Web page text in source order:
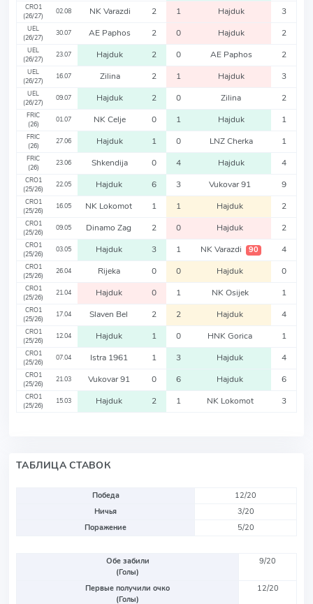
CRO1
(26/27)
02.08 NK Varazdi 2 1 Hajduk 3
UEL
(26/27)
30.07 AE Paphos 2 0 Hajduk 2
UEL
(26/27)
23.07 Hajduk 2 0 AE Paphos 2
UEL
(26/27)
16.07 Zilina 2 1 Hajduk 3
UEL
(26/27)
09.07 Hajduk 2 0 Zilina 2
FRIC
(26)
01.07 NK Celje 0 1 Hajduk 1
FRIC
(26)
27.06 Hajduk 1 0 LNZ Cherka 1
FRIC
(26)
23.06 Shkendija 0 4 Hajduk 4
CRO1
(25/26)
22.05 Hajduk 6 3 Vukovar 91 9
CRO1
(25/26)
16.05 NK Lokomot 1 1 Hajduk 2
CRO1
(25/26)
09.05 Dinamo Zag 2 0 Hajduk 2
CRO1
(25/26)
03.05 Hajduk 3 1 NK Varazdi 90 4
CRO1
(25/26)
26.04 Rijeka 0 0 Hajduk 0
CRO1
(25/26)
21.04 Hajduk 0 1 NK Osijek 1
CRO1
(25/26)
17.04 Slaven Bel 2 2 Hajduk 4
CRO1
(25/26)
12.04 Hajduk 1 0 HNK Gorica 1
CRO1
(25/26)
07.04 Istra 1961 1 3 Hajduk 4
CRO1
(25/26)
21.03 Vukovar 91 0 6 Hajduk 6
CRO1
(25/26)
15.03 Hajduk 2 1 NK Lokomot 3
ТАБЛИЦА СТАВОК
Победа
12/20
Ничья
3/20
Поражение
5/20
Обе забили
(Голы)
9/20
Первые получили очко
(Голы)
12/20